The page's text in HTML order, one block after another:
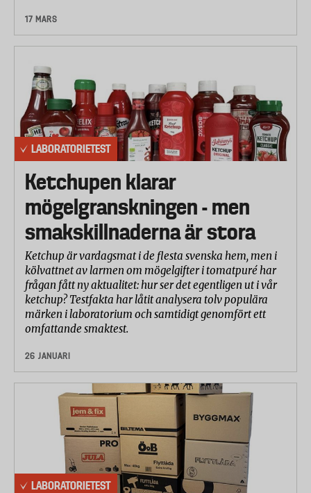
17 MARS
LABORATORIETEST
Ketchupen klarar
mögelgranskningen - men
smakskillnaderna är stora
Ketchup är vardagsmat i de flesta svenska hem, men i
kölvattnet av larmen om mögelgifter i tomatpuré har
frågan fått ny aktualitet: hur ser det egentligen ut i vår
ketchup? Testfakta har låtit analysera tolv populära
märken i laboratorium och samtidigt genomfört ett
omfattande smaktest.
26 JANUARI
LABORATORIETEST